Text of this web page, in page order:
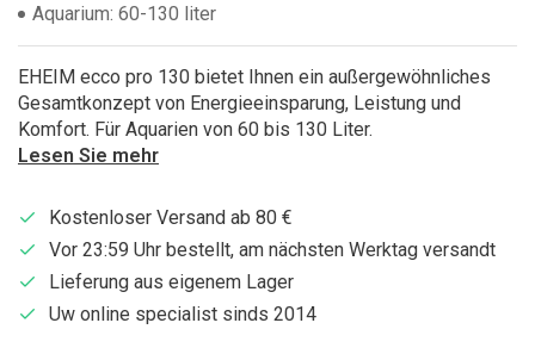
Aquarium: 60-130 liter
EHEIM ecco pro 130 bietet Ihnen ein außergewöhnliches
Gesamtkonzept von Energieeinsparung, Leistung und
Komfort. Für Aquarien von 60 bis 130 Liter.
Lesen Sie mehr
Kostenloser Versand ab 80 €
Vor 23:59 Uhr bestellt, am nächsten Werktag versandt
Lieferung aus eigenem Lager
Uw online specialist sinds 2014